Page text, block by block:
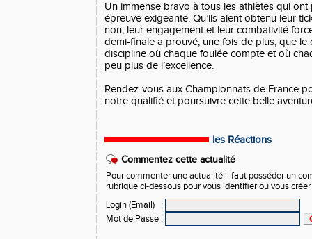
Un immense bravo à tous les athlètes qui
épreuve exigeante. Qu’ils aient obtenu leur
non, leur engagement et leur combativité
demi-finale a prouvé, une fois de plus, que le
discipline où chaque foulée compte et où
peu plus de l’excellence.
Rendez-vous aux Championnats de France
notre qualifié et poursuivre cette belle
les Réactions
Commentez cette actualité
Pour commenter une actualité il faut posséder un
rubrique ci-dessous pour vous identifier ou vous
Login (Email)
:
Mot de Passe :